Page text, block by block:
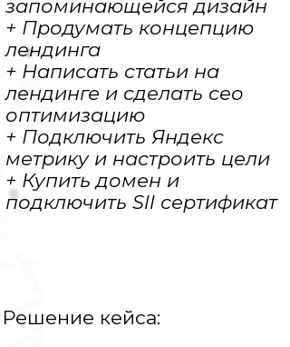
запоминающейся дизайн
+ Продумать концепцию
лендинга
+ Написать статьи на
лендинге и сделать сео
оптимизацию
+ Подключить Яндекс
метрику и настроить цели
+ Купить домен и
подключить Sll сертификат
Решение кейса: